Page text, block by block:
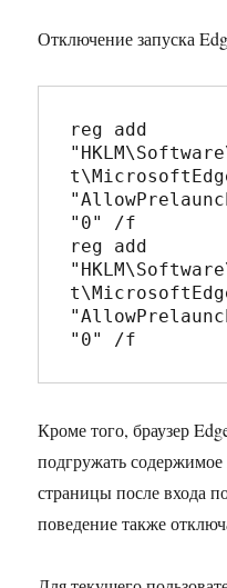
Отключение запуска
reg add
"0" /f
reg add
"0" /f
Кроме того, браузер
подгружать
страницы после входа
поведение также